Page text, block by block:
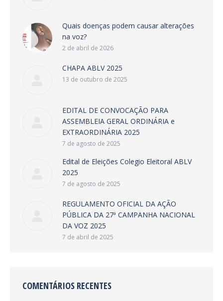
Quais doenças podem causar alterações
na voz?
2 de abril de 2026
CHAPA ABLV 2025
13 de outubro de 2025
EDITAL DE CONVOCAÇÃO PARA
ASSEMBLEIA GERAL ORDINÁRIA e
EXTRAORDINÁRIA 2025
7 de agosto de 2025
Edital de Eleições Colegio Eleitoral ABLV
2025
7 de agosto de 2025
REGULAMENTO OFICIAL DA AÇÃO
PÚBLICA DA 27ª CAMPANHA NACIONAL
DA VOZ 2025
7 de abril de 2025
COMENTÁRIOS RECENTES